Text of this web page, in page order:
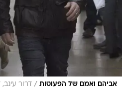
אביהם ואמם של הפעוטות / דרור עינב,